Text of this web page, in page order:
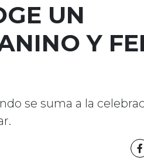
UN
Y
se suma a la